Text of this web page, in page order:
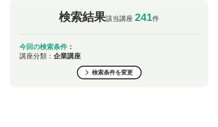
検索結果該当講座 241件
今回の検索条件 ：
講座分類： 企業講座
検索条件を変更